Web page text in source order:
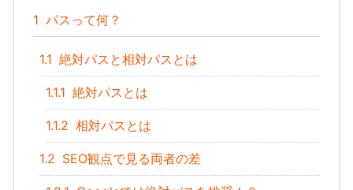
1 パスって何？
1.1 絶対パスと相対パスとは
1.1.1 絶対パスとは
1.1.2 相対パスとは
1.2 SEO観点で見る両者の差